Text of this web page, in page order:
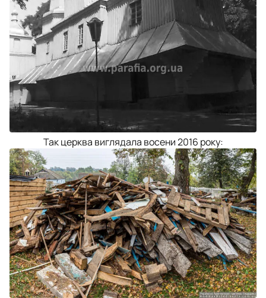
Так церква виглядала восени 2016 року: